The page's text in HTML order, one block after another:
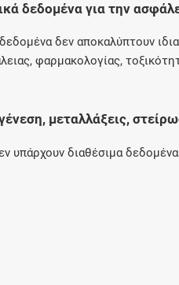
δεδομένα για την
δεν αποκαλύπτουν
φαρμακολογίας,
μεταλλάξεις,
υπάρχουν διαθέσιμα